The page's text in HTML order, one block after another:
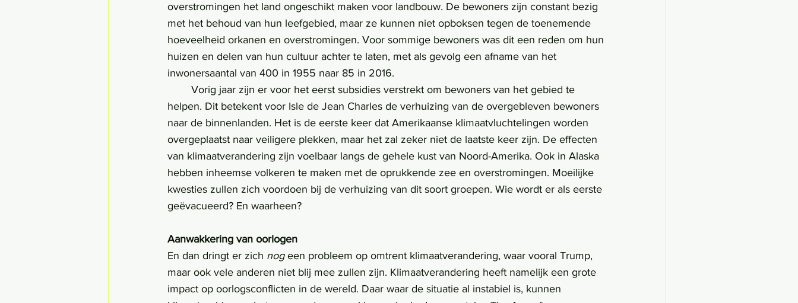
overstromingen het land ongeschikt maken voor landbouw. De bewoners zijn constant bezig
met het behoud van hun leefgebied, maar ze kunnen niet opboksen tegen de toenemende
hoeveelheid orkanen en overstromingen. Voor sommige bewoners was dit een reden om hun
huizen en delen van hun cultuur achter te laten, met als gevolg een afname van het
inwonersaantal van 400 in 1955 naar 85 in 2016.
helpen. Dit betekent voor Isle de Jean Charles de verhuizing van de overgebleven bewoners
naar de binnenlanden. Het is de eerste keer dat Amerikaanse klimaatvluchtelingen worden
overgeplaatst naar veiligere plekken, maar het zal zeker niet de laatste keer zijn. De effecten
van klimaatverandering zijn voelbaar langs de gehele kust van Noord-Amerika. Ook in Alaska
hebben inheemse volkeren te maken met de oprukkende zee en overstromingen. Moeilijke
kwesties zullen zich voordoen bij de verhuizing van dit soort groepen. Wie wordt er als eerste
geëvacueerd? En waarheen?
Aanwakkering van oorlogen
En dan dringt er zich nog een probleem op omtrent klimaatverandering, waar vooral Trump,
maar ook vele anderen niet blij mee zullen zijn. Klimaatverandering heeft namelijk een grote
impact op oorlogsconflicten in de wereld. Daar waar de situatie al instabiel is, kunnen